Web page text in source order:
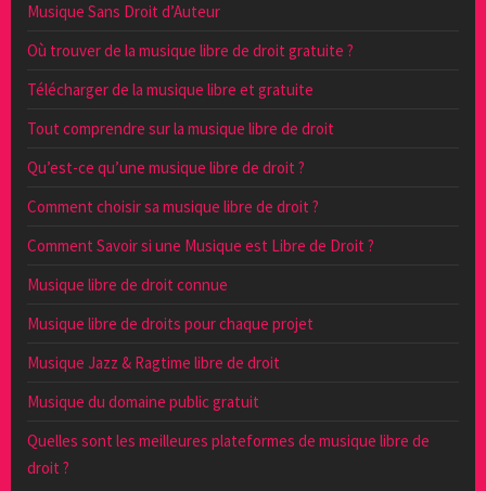
Musique Sans Droit d’Auteur
Où trouver de la musique libre de droit gratuite ?
Télécharger de la musique libre et gratuite
Tout comprendre sur la musique libre de droit
Qu’est-ce qu’une musique libre de droit ?
Comment choisir sa musique libre de droit ?
Comment Savoir si une Musique est Libre de Droit ?
Musique libre de droit connue
Musique libre de droits pour chaque projet
Musique Jazz & Ragtime libre de droit
Musique du domaine public gratuit
Quelles sont les meilleures plateformes de musique libre de
droit ?